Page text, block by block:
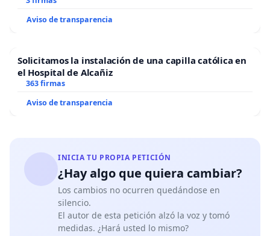
Aviso de transparencia
Solicitamos la instalación de una capilla católica en
el Hospital de Alcañiz
363 firmas
Aviso de transparencia
INICIA TU PROPIA PETICIÓN
¿Hay algo que quiera cambiar?
Los cambios no ocurren quedándose en
silencio.
El autor de esta petición alzó la voz y tomó
medidas. ¿Hará usted lo mismo?